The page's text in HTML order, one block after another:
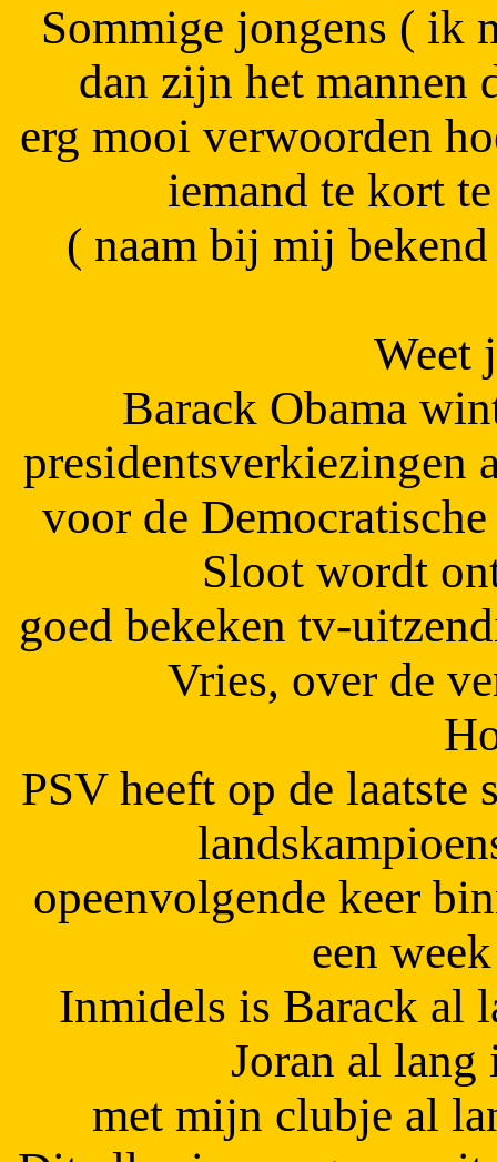
Sommige jongens ( ik
dan zijn het mannen
erg mooi verwoorden
iemand te kort
( naam bij mij
Weet
Barack Obama
presidentsverkiezingen
voor de
Sloot wordt
goed bekeken tv-
Vries, over de
PSV heeft op de laatste
opeenvolgende keer
een
Inmidels is Barack al
Joran al lang
met mijn clubje al